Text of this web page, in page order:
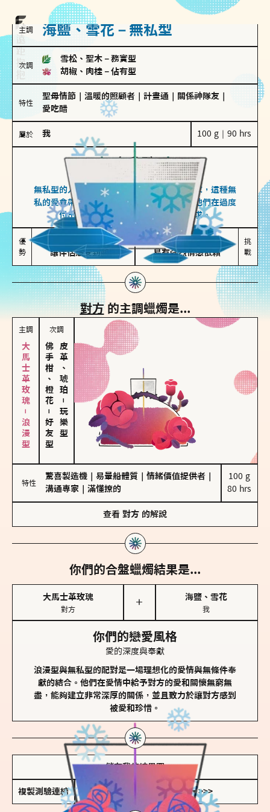
主調 海鹽、雪花－無私型
次調
雪松、聖木 － 務實型
胡椒、肉桂 － 佔有型
特性
聖母情節 溫暖的照顧者 計畫通 關係神隊友
愛吃醋
屬於 我 100 g｜90 hrs
無私型
海鹽、雪花
無私型的人傾向用心呵護、滿足另一半的需求，這種無
私的愛會帶來緊密的關係連結，但也可能讓他們在過度
付出中迷失自我，忽略自己真正的需求。
優
勢
讓伴侶感受到關懷
較難設立界線
易有強烈情感依賴
挑
戰
對方的主調蠟燭是...
主調
大馬士革玫瑰－浪漫型
次調
佛手柑、橙花
－
好友型
皮革、琥珀
－
玩樂型
特性
驚喜製造機 易暈船體質 情緒價值提供者
溝通專家
滿懂撩的
100 g
80 hrs
查看 對方 的解說
你們的合盤蠟燭結果是...
大馬士革玫瑰
對方
＋
海鹽、雪花
我
你們的戀愛風格
愛的深度與奉獻
浪漫型與無私型的配對是一場理想化的愛情與無條件奉
獻的結合。他們在愛情中給予對方的愛和關懷無窮無
盡，能夠建立非常深厚的關係，並且致力於讓對方感到
被愛和珍惜。
儲存我的結果圖
複製測驗連結 查看香氛類型全解析 >>>